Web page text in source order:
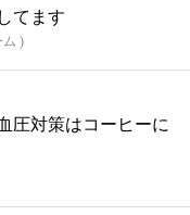
てます
ム )
圧対策はコーヒーに